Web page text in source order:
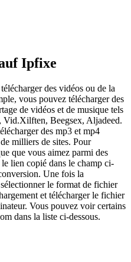
Ipfixe
des vidéos ou de la
vous pouvez télécharger des
de vidéos et de musique tels
Beegsex, Aljadeed.
des mp3 et mp4
milliers de sites. Pour
que vous aimez parmi des
lien copié dans le champ ci-
Une fois la
le format de fichier
et télécharger le fichier
Vous pouvez voir certains
dans la liste ci-dessous.